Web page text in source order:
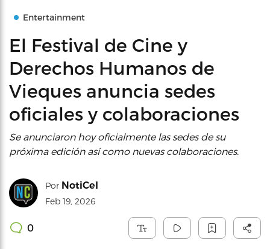
Entertainment
El Festival de Cine y
Derechos Humanos de
Vieques anuncia sedes
oficiales y colaboraciones
Se anunciaron hoy oficialmente las sedes de su
próxima edición así como nuevas colaboraciones.
Por NotiCel
Feb 19, 2026
0